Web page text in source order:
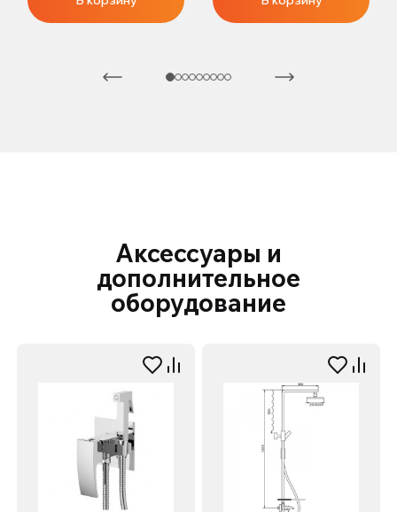
Аксессуары и
дополнительное
оборудование